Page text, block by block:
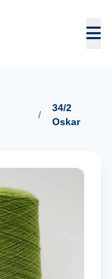
/
34/2
Oskar